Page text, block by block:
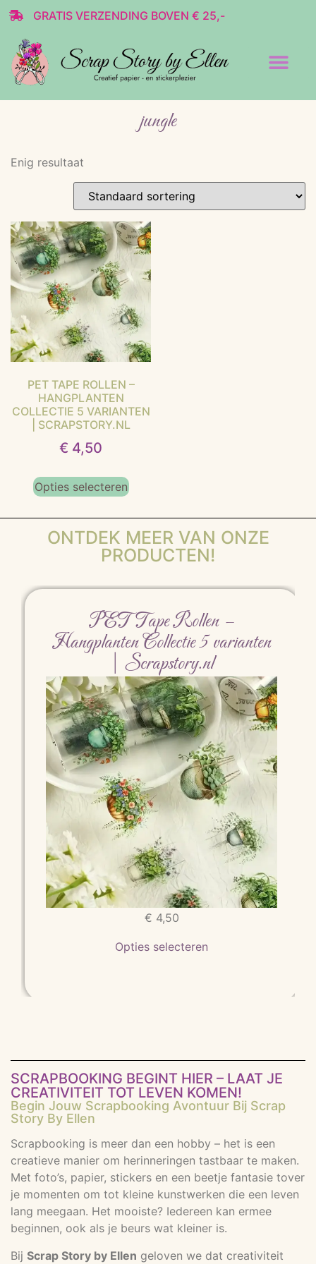
GRATIS VERZENDING BOVEN € 25,-
jungle
Enig resultaat
PET TAPE ROLLEN –
HANGPLANTEN
COLLECTIE 5 VARIANTEN
| SCRAPSTORY.NL
€ 4,50
Opties selecteren
ONTDEK MEER VAN ONZE
PRODUCTEN!
PET Tape Rollen –
Hangplanten Collectie 5 varianten
| Scrapstory.nl
€ 4,50
Opties selecteren
SCRAPBOOKING BEGINT HIER – LAAT JE
CREATIVITEIT TOT LEVEN KOMEN!
Begin Jouw Scrapbooking Avontuur Bij Scrap
Story By Ellen
Scrapbooking is meer dan een hobby – het is een
creatieve manier om herinneringen tastbaar te maken.
Met foto’s, papier, stickers en een beetje fantasie tover
je momenten om tot kleine kunstwerken die een leven
lang meegaan. Het mooiste? Iedereen kan ermee
beginnen, ook als je beurs wat kleiner is.
Bij Scrap Story by Ellen geloven we dat creativiteit